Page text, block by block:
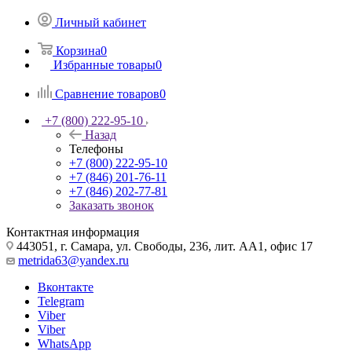
Личный кабинет
Корзина0
Избранные товары0
Сравнение товаров0
+7 (800) 222-95-10
Назад
Телефоны
+7 (800) 222-95-10
+7 (846) 201-76-11
+7 (846) 202-77-81
Заказать звонок
Контактная информация
443051, г. Самара, ул. Свободы, 236, лит. АА1, офис 17
metrida63@yandex.ru
Вконтакте
Telegram
Viber
Viber
WhatsApp